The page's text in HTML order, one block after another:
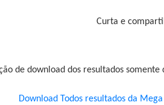
Curta e
de download dos resultados somente
Download Todos resultados da